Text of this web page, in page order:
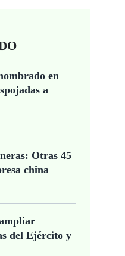
en
a
Otras 45
china
del Ejército y